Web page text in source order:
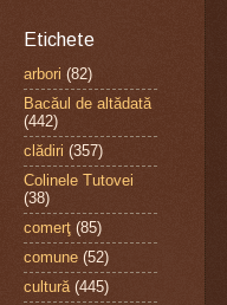
Etichete
arbori (82)
Bacăul de altădată
(442)
clădiri (357)
Colinele Tutovei
(38)
comerţ (85)
comune (52)
cultură (445)